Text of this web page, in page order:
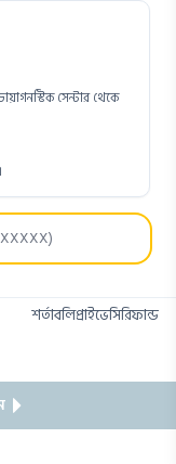
সেন্টার থেকে
শর্তাবলিপ্রাইভেসিরিফান্ড